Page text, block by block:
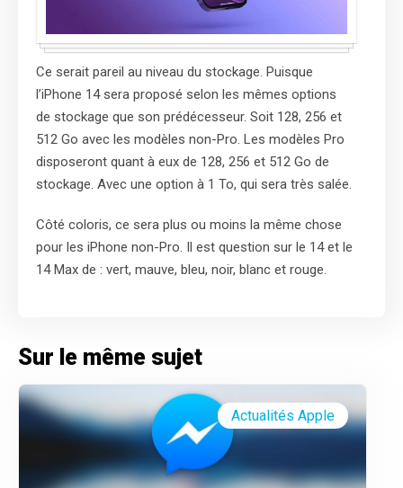
Ce serait pareil au niveau du stockage. Puisque
l’iPhone 14 sera proposé selon les mêmes options
de stockage que son prédécesseur. Soit 128, 256 et
512 Go avec les modèles non-Pro. Les modèles Pro
disposeront quant à eux de 128, 256 et 512 Go de
stockage. Avec une option à 1 To, qui sera très salée.
Côté coloris, ce sera plus ou moins la même chose
pour les iPhone non-Pro. Il est question sur le 14 et le
14 Max de : vert, mauve, bleu, noir, blanc et rouge.
Sur le même sujet
Actualités Apple